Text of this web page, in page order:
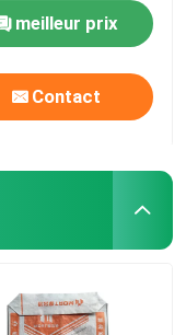
meilleur prix
Contact